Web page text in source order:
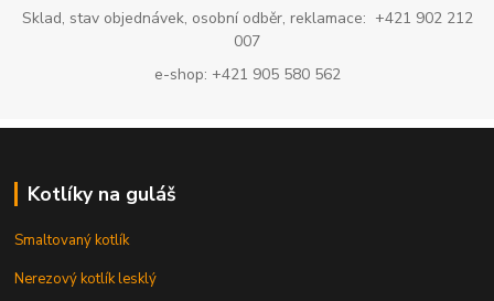
Sklad, stav objednávek, osobní odběr, reklamace: +421 902 212
007
e-shop: +421 905 580 562
Kotlíky na guláš
Smaltovaný kotlík
Nerezový kotlík lesklý